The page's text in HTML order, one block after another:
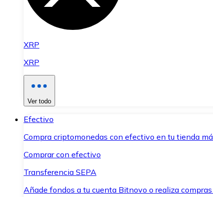
XRP
XRP
Ver todo
Efectivo
Compra criptomonedas con efectivo en tu tienda
Comprar con efectivo
Transferencia SEPA
Añade fondos a tu cuenta Bitnovo o realiza